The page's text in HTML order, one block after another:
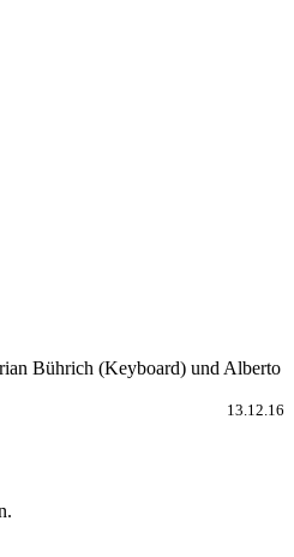
Bührich (Keyboard) und Alberto
13.12.16